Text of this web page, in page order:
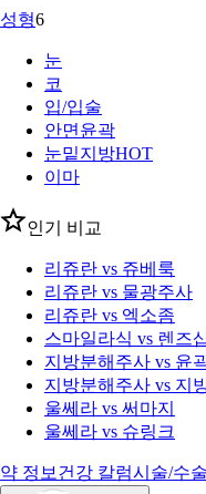
성형6
눈
코
입/입술
안면윤곽
눈밑지방HOT
이마
인기 비교
리쥬란 vs 쥬베룩
리쥬란 vs 물광주사
리쥬란 vs 엑소좀
스마일라식 vs 렌즈
지방분해주사 vs 윤
지방분해주사 vs 지
울쎄라 vs 써마지
울쎄라 vs 슈링크
약 정보 건강 칼럼시술/수